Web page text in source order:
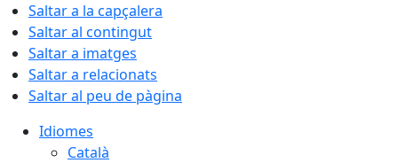
Saltar a la capçalera
Saltar al contingut
Saltar a imatges
Saltar a relacionats
Saltar al peu de pàgina
Idiomes
Català